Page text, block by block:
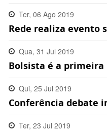
Ter, 06 Ago 2019
11:02:00 -0300
Rede realiza evento
Qua, 31 Jul 2019
17:28:00 -0300
Bolsista é a primeira
Qui, 25 Jul 2019
18:37:00 -0300
Conferência debate
Ter, 23 Jul 2019